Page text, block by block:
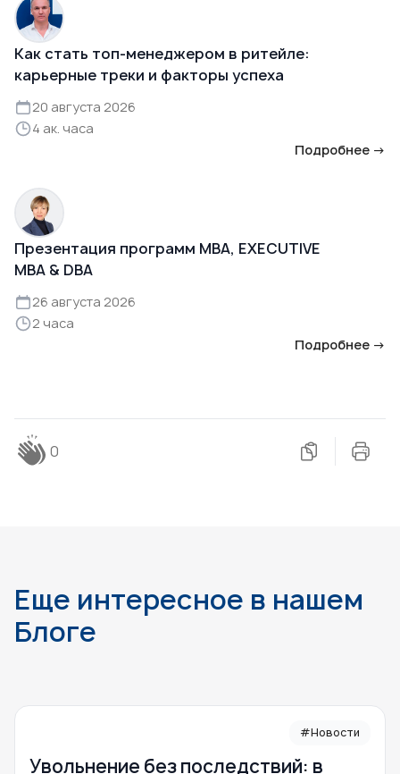
Как стать топ-менеджером в ритейле:
карьерные треки и факторы успеха
20 августа 2026
4 ак. часа
Подробнее →
Презентация программ MBA, EXECUTIVE
MBA & DBA
26 августа 2026
2 часа
Подробнее →
0
Еще интересное в нашем
Блоге
#Новости
Увольнение без последствий: в